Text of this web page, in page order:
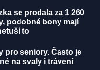
se prodala za 1 260
podobné bony mají
to
pro seniory. Často je
na svaly i trávení